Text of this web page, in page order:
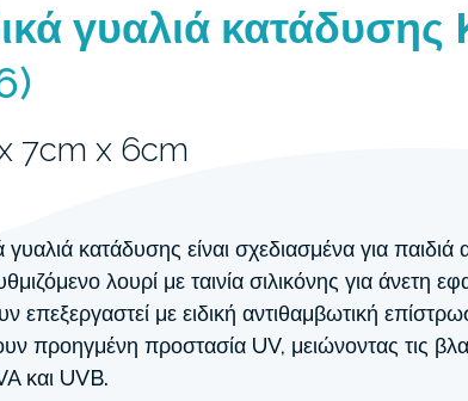
γυαλιά κατάδυσης
7cm x 6cm
γυαλιά κατάδυσης είναι σχεδιασμένα για
λουρί με ταινία σιλικόνης για άνετη
επεξεργαστεί με ειδική αντιθαμβωτική
προηγμένη προστασία UV, μειώνοντας τις
και UVB.